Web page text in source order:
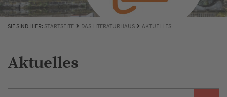
SIE SIND HIER: STARTSEITE DAS LITERATURHAUS AKTUELLES
Aktuelles